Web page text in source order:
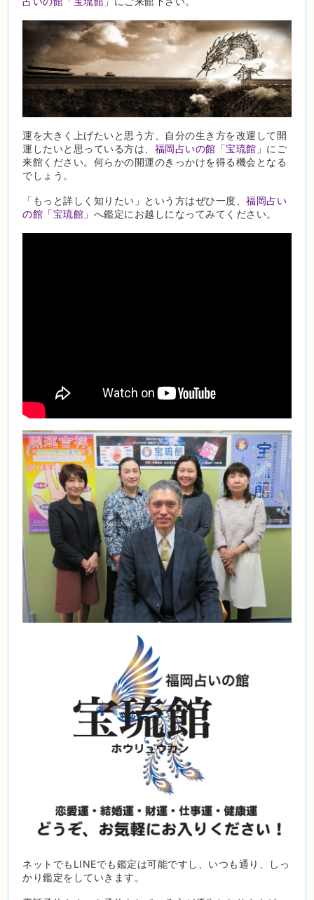
運を大きく上げたいと思う方、自分の生き方を改運して開
運したいと思っている方は、 福岡占いの館「宝琉館」 にご
来館ください。何らかの開運のきっかけを得る機会となる
でしょう。
「もっと詳しく知りたい」という方はぜひ一度、福岡占い
の館「宝琉館」 へ鑑定にお越しになってみてください。
ネットでもLINEでも鑑定は可能ですし、いつも通り、しっ
かり鑑定をしていきます。